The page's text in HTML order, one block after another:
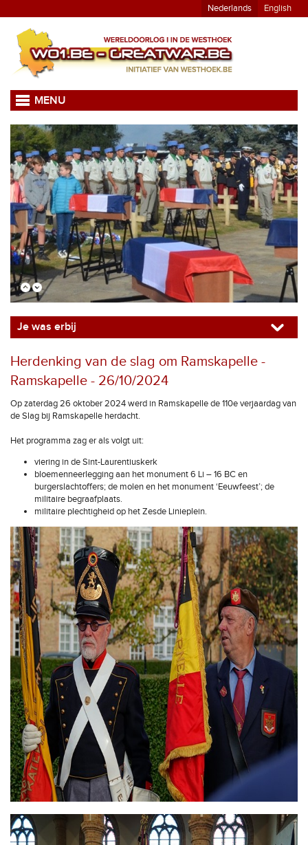
Nederlands English
MENU
Je was erbij
Herdenking van de slag om Ramskapelle -
Ramskapelle - 26/10/2024
Op zaterdag 26 oktober 2024 werd in Ramskapelle de 110e verjaardag van
de Slag bij Ramskapelle herdacht.
Het programma zag er als volgt uit:
viering in de Sint-Laurentiuskerk
bloemenneerlegging aan het monument 6 Li – 16 BC en
burgerslachtoffers; de molen en het monument ‘Eeuwfeest’; de
militaire begraafplaats.
militaire plechtigheid op het Zesde Linieplein.